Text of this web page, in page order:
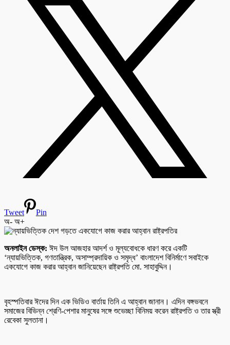
Tweet
Pin
অ- অ+
অনলাইন ডেস্ক: ঈদ উল আজহার আদর্শ ও মূল্যবোধকে ধারণ করে একটি
‘ন্যায়ভিত্তিক, গণতান্ত্রিক, অসাম্প্রদায়িক ও সমৃদ্ধ’ বাংলাদেশ বিনির্মাণে সবাইকে
একযোগে কাজ করার আহ্বান জানিয়েছেন রাষ্ট্রপতি মো. সাহাবুদ্দিন।
বৃহস্পতিবার ঈদের দিন এক ভিডিও বার্তায় তিনি এ আহ্বান জানান। এদিন বঙ্গভবনে
সমাজের বিভিন্ন শ্রেণি-পেশার মানুষের সঙ্গে শুভেচ্ছা বিনিময় করেন রাষ্ট্রপতি ও তার স্ত্রী
রেবেকা সুলতানা।